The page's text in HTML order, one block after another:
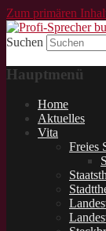
Zum primären
Profi-
Suchen
Hauptmenü
Home
Aktuelles
Vita
Freies